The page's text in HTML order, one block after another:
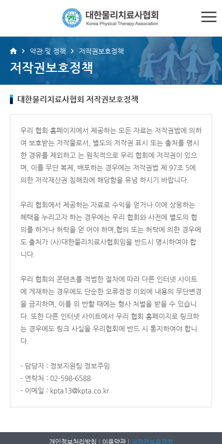
약관 및 정책 저작권보호정책
저작권보호정책
대한물리치료사협회 저작권보호정책
우리 협회 홈페이지에서 제공하는 모든 자료는 저작권법에 의하
여 보호받는 저작물로서, 별도의 저작권 표시 또는 출처를 명시
한 경유를 제외하고 는 원칙적으로 우리 협회에 저작권이 있으
며, 이를 무단 복제, 배포하는 경우에는 저작권법 제 97조 5에
의한 저작재산권 침해죄에 해당함을 유념 하시기 바랍니다.
우리 협회에서 제공하는 자료로 수익을 얻거나 이에 상응하는
혜택을 누리고자 하는 경우에는 우리 협회와 사전에 별도의 협
의를 하거나 허락을 얻 어야 하며,협의 또는 허락에 의한 경우에
도 출처가 (사)대한물리치료사협회임을 반드시 명시하여야 합
니다.
우리 협회의 콘텐츠를 적법한 절차에 따라 다른 인터넷 사이트
에 게재하는 경우에도 단순한 오류정정 이외에 내용의 무단변경
을 금지하며, 이를 위 반할 때에는 형사 처벌을 받을 수 있습니
다. 또한 다른 인터넷 사이트에서 우리 협회 홈페이지로 링크하
는 경우에도 링크 사실을 우리협회에 반드 시 통지하여야 합니
다.
- 담당자 : 정보지원팀 정보주임
- 연락처 : 02-598-6588
- 이메일 : kpta13@kpta.co.kr
개인정보처리방침 이용약관 저작권보호정책